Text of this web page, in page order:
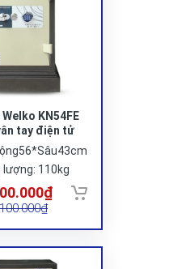
KN54FE
tay điện tử
lượng: 110kg